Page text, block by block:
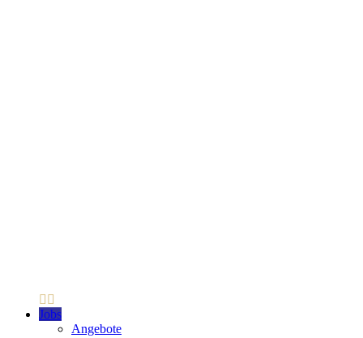
Jobs
Angebote